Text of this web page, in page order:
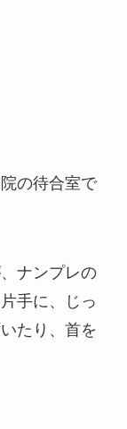
の待合室で
ナンプレの
手に、じっ
たり、首を